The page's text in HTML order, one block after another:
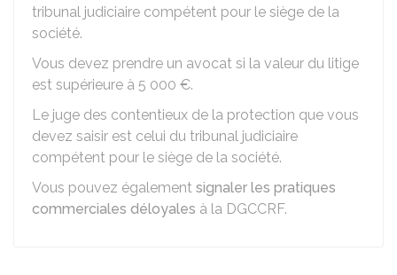
tribunal judiciaire compétent pour le siège de la
société.
Vous devez prendre un avocat si la valeur du litige
est supérieure à 5 000 €.
Le juge des contentieux de la protection que vous
devez saisir est celui du tribunal judiciaire
compétent pour le siège de la société.
Vous pouvez également signaler les pratiques
commerciales déloyales à la DGCCRF.